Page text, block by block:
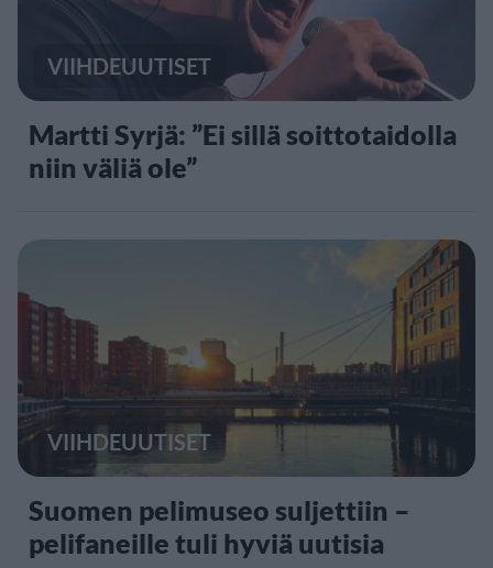
VIIHDEUUTISET
Martti Syrjä: ”Ei sillä soittotaidolla
niin väliä ole”
VIIHDEUUTISET
Suomen pelimuseo suljettiin –
pelifaneille tuli hyviä uutisia